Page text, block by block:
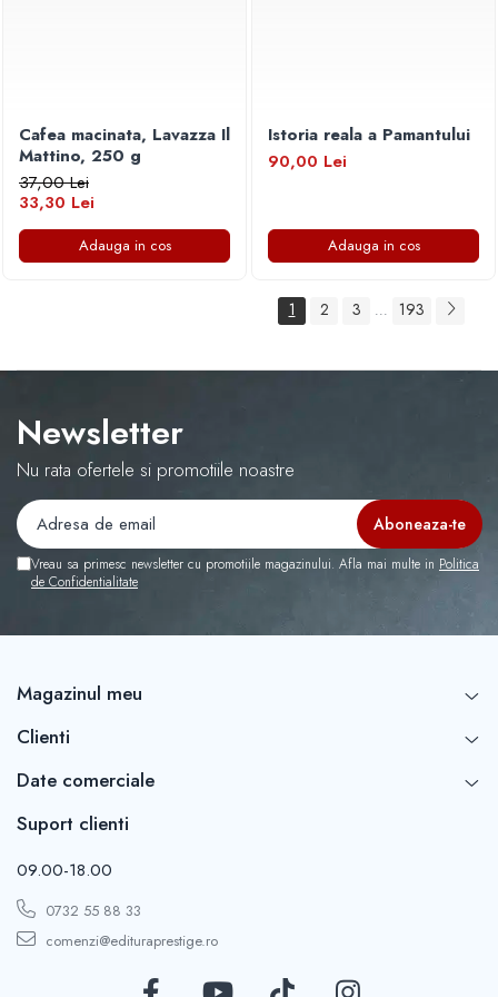
Cafea macinata, Lavazza Il
Mattino, 250 g
37,00 Lei
33,30 Lei
Adauga in cos
Istoria reala a Pamantului
90,00 Lei
Adauga in cos
1 2 3 ... 193
Newsletter
Nu rata ofertele si promotiile noastre
Vreau sa primesc newsletter cu promotiile magazinului. Afla mai multe in Politica
de Confidentialitate
Magazinul meu
Clienti
Date comerciale
Suport clienti
09.00-18.00
0732 55 88 33
comenzi@edituraprestige.ro